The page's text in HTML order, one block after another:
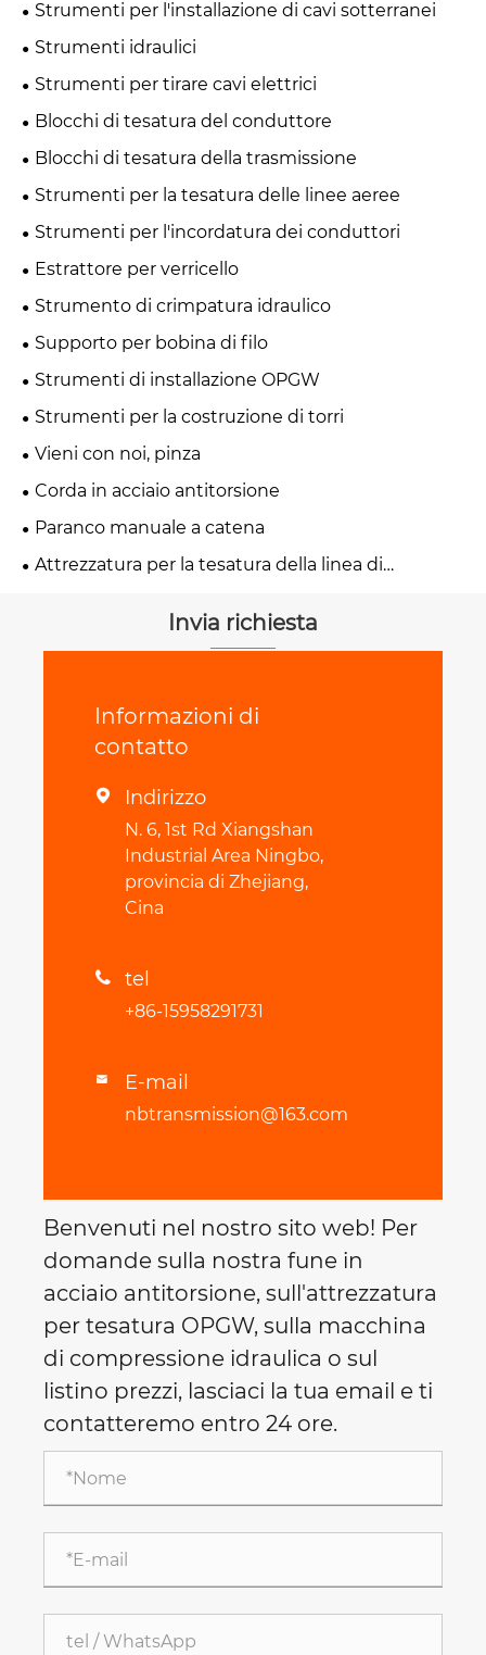
Strumenti per l'installazione di cavi sotterranei
Strumenti idraulici
Strumenti per tirare cavi elettrici
Blocchi di tesatura del conduttore
Blocchi di tesatura della trasmissione
Strumenti per la tesatura delle linee aeree
Strumenti per l'incordatura dei conduttori
Estrattore per verricello
Strumento di crimpatura idraulico
Supporto per bobina di filo
Strumenti di installazione OPGW
Strumenti per la costruzione di torri
Vieni con noi, pinza
Corda in acciaio antitorsione
Paranco manuale a catena
Attrezzatura per la tesatura della linea di
Invia richiesta
Informazioni di
contatto
 Indirizzo
N. 6, 1st Rd Xiangshan
Industrial Area Ningbo,
provincia di Zhejiang,
Cina
 tel
+86-15958291731
 E-mail
nbtransmission@163.com
Benvenuti nel nostro sito web! Per
domande sulla nostra fune in
acciaio antitorsione, sull'attrezzatura
per tesatura OPGW, sulla macchina
di compressione idraulica o sul
listino prezzi, lasciaci la tua email e ti
contatteremo entro 24 ore.